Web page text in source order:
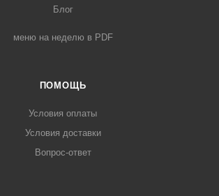
Блог
меню на неделю в PDF
ПОМОЩЬ
Условия оплаты
Условия доставки
Вопрос-ответ